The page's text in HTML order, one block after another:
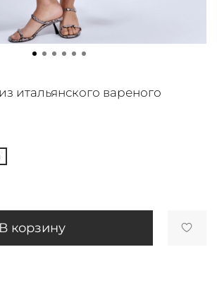
итальянского вареного
В корзину